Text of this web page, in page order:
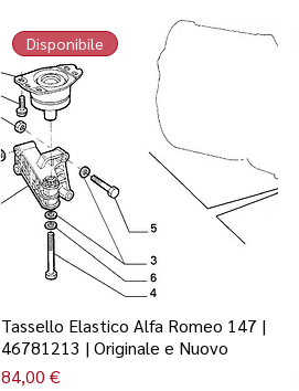
Disponibile
Tassello Elastico Alfa Romeo 147 |
46781213 | Originale e Nuovo
Prezzo
84,00 €